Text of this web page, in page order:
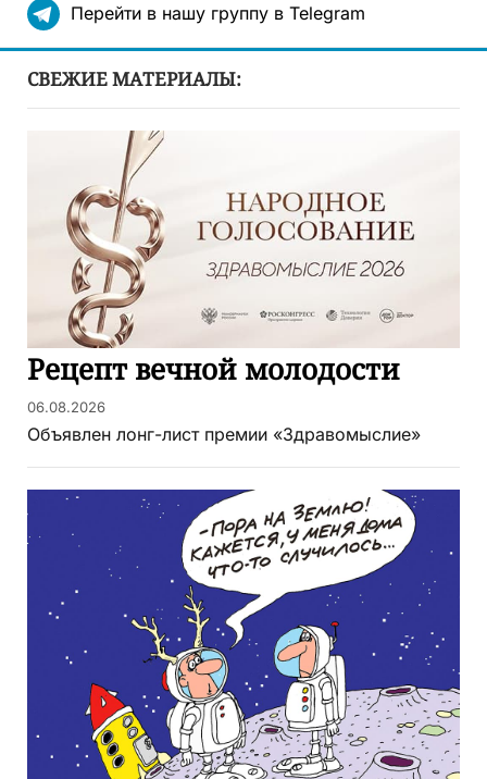
Перейти в нашу группу в Telegram
СВЕЖИЕ МАТЕРИАЛЫ:
Рецепт вечной молодости
06.08.2026
Объявлен лонг-лист премии «Здравомыслие»